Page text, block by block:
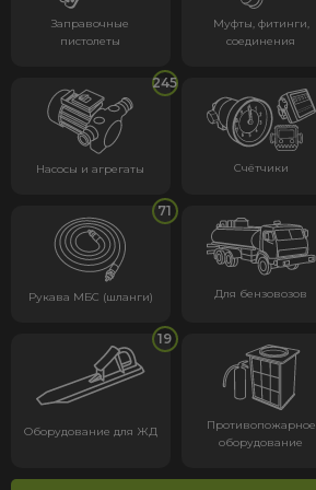
Заправочные
пистолеты
Муфты, фитинги,
соединения
Насосы и агрегаты
245
Счётчики
Рукава МБС (шланги)
71
Для бензовозов
Оборудование для ЖД
19
Противопожарное
оборудование